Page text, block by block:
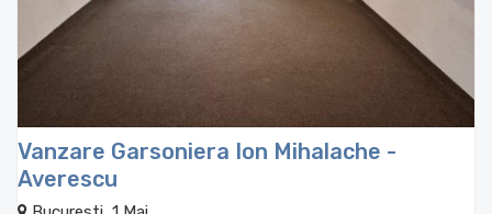
Vanzare Garsoniera Ion Mihalache -
Averescu